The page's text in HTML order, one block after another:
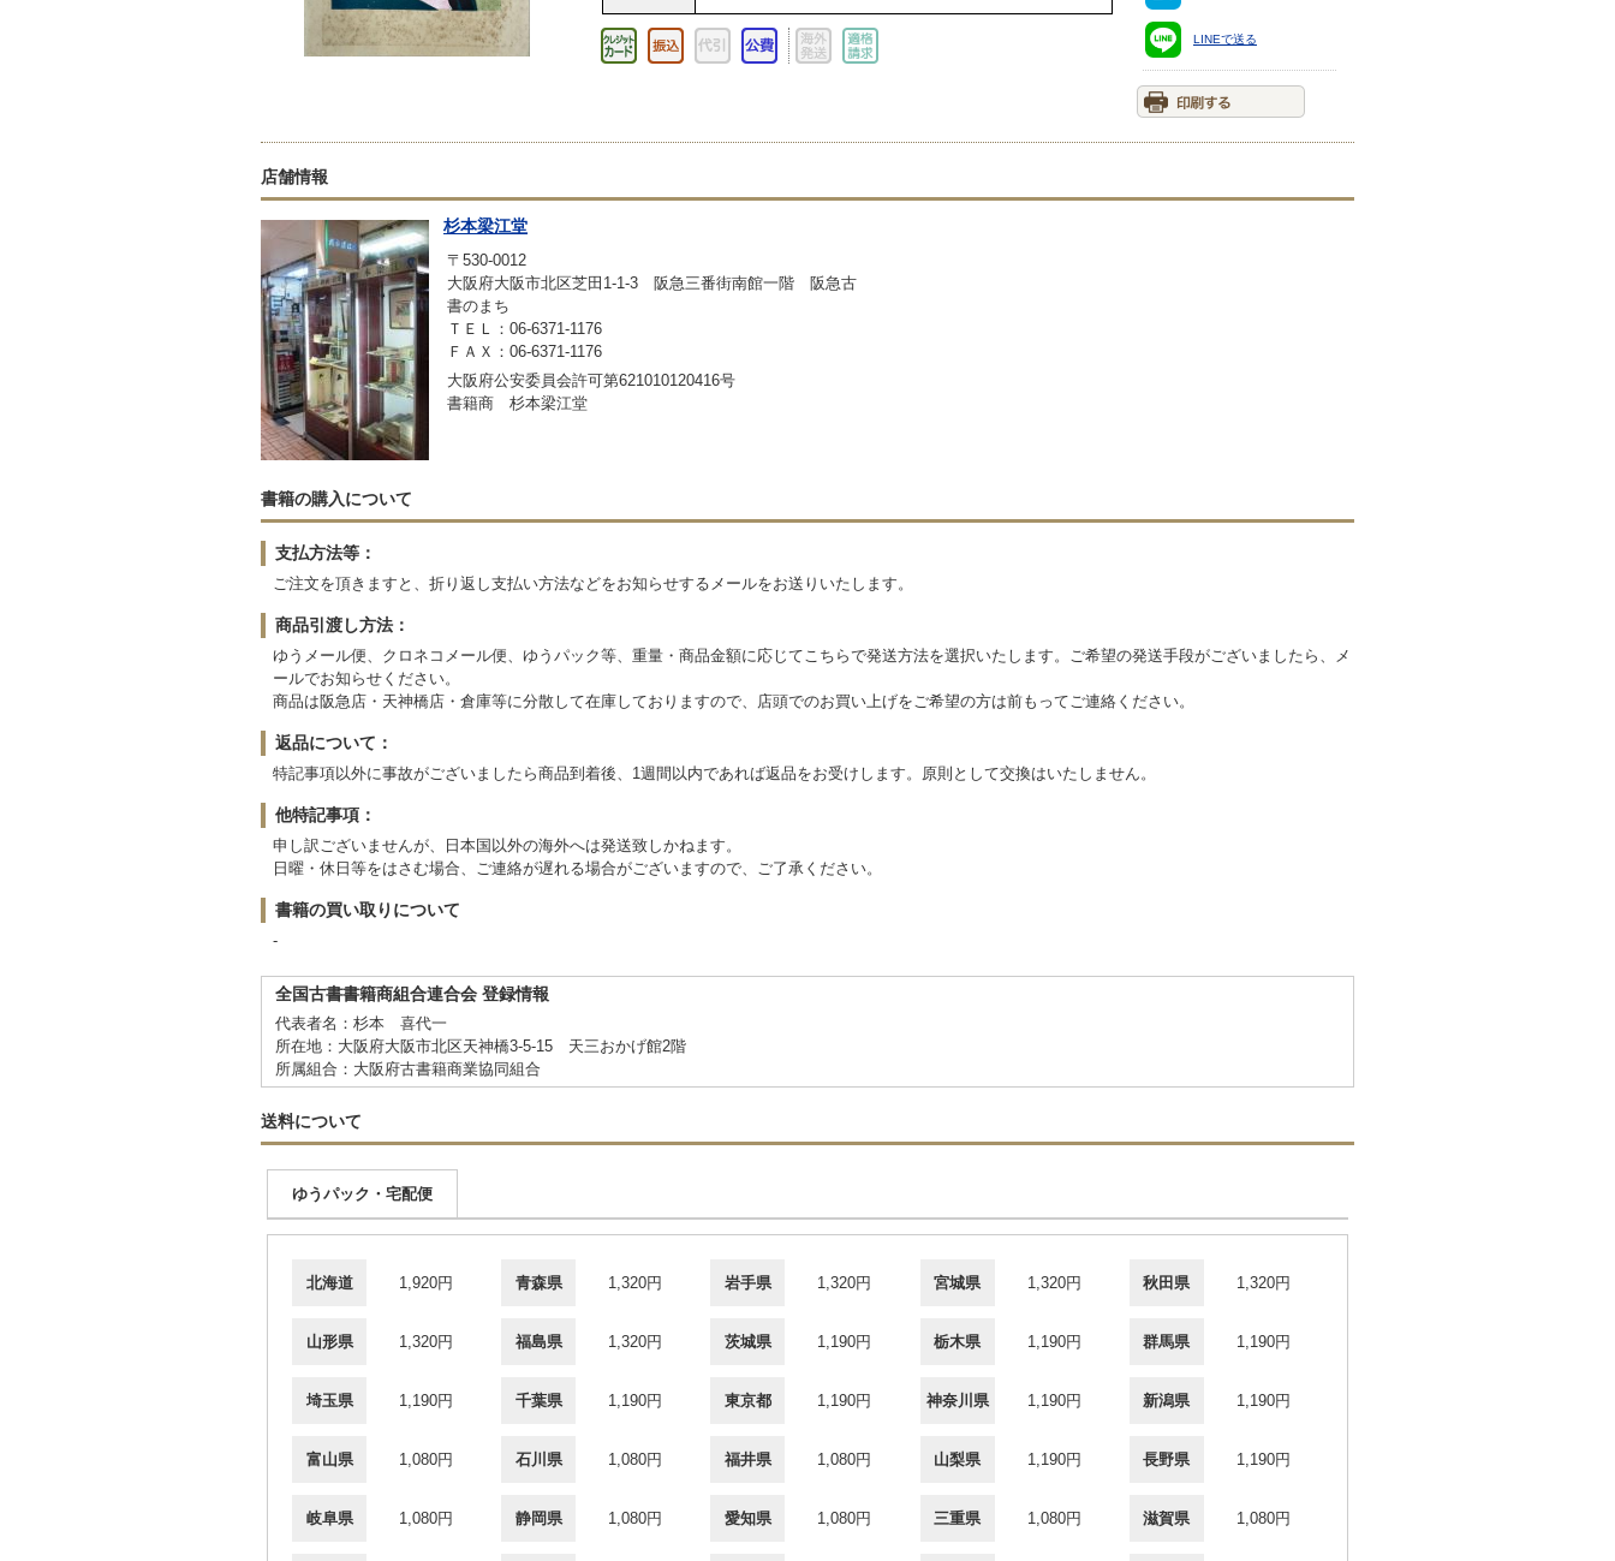
LINEで送る
店舗情報
杉本梁江堂
〒530-0012
大阪府大阪市北区芝田1-1-3 阪急三番街南館一階 阪急古
書のまち
ＴＥＬ：06-6371-1176
ＦＡＸ：06-6371-1176
大阪府公安委員会許可第621010120416号
書籍商 杉本梁江堂
書籍の購入について
支払方法等：
ご注文を頂きますと、折り返し支払い方法などをお知らせするメールをお送りいたします。
商品引渡し方法：
ゆうメール便、クロネコメール便、ゆうパック等、重量・商品金額に応じてこちらで発送方法を選択いたします。ご希望の発送手段がございましたら、メ
ールでお知らせください。
商品は阪急店・天神橋店・倉庫等に分散して在庫しておりますので、店頭でのお買い上げをご希望の方は前もってご連絡ください。
返品について：
特記事項以外に事故がございましたら商品到着後、1週間以内であれば返品をお受けします。原則として交換はいたしません。
他特記事項：
申し訳ございませんが、日本国以外の海外へは発送致しかねます。
日曜・休日等をはさむ場合、ご連絡が遅れる場合がございますので、ご了承ください。
書籍の買い取りについて
-
全国古書書籍商組合連合会 登録情報
代表者名：杉本 喜代一
所在地：大阪府大阪市北区天神橋3-5-15 天三おかげ館2階
所属組合：大阪府古書籍商業協同組合
送料について
ゆうパック・宅配便
北海道 1,920円 青森県 1,320円 岩手県 1,320円 宮城県 1,320円 秋田県 1,320円
山形県 1,320円 福島県 1,320円 茨城県 1,190円 栃木県 1,190円 群馬県 1,190円
埼玉県 1,190円 千葉県 1,190円 東京都 1,190円 神奈川県 1,190円 新潟県 1,190円
富山県 1,080円 石川県 1,080円 福井県 1,080円 山梨県 1,190円 長野県 1,190円
岐阜県 1,080円 静岡県 1,080円 愛知県 1,080円 三重県 1,080円 滋賀県 1,080円